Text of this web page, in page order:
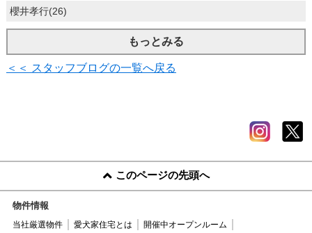
櫻井孝行(26)
もっとみる
＜＜ スタッフブログの一覧へ戻る
このページの先頭へ
物件情報
当社厳選物件 愛犬家住宅とは
開催中オープンルーム